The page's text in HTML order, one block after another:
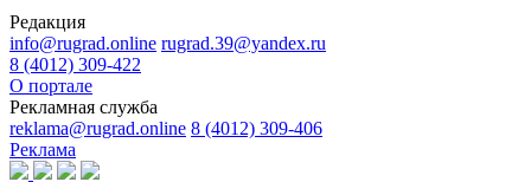
Редакция
info@rugrad.online rugrad.39@yandex.ru
8 (4012) 309-422
О портале
Рекламная служба
reklama@rugrad.online 8 (4012) 309-406
Реклама